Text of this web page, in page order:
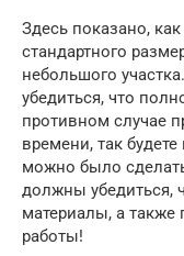
Здесь показано,
стандартного
небольшого
убедиться, что
противном случае
времени, так
можно было
должны убедиться,
материалы, а
работы!